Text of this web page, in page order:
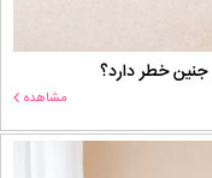
جنین خطر دارد؟
مشاهده